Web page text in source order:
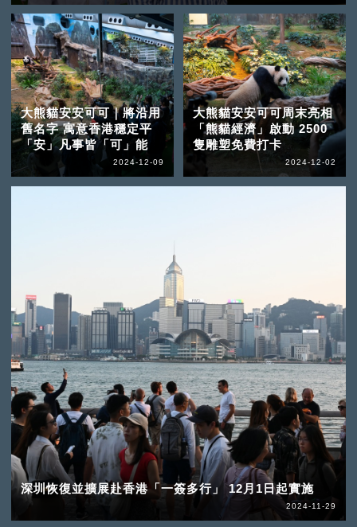
大熊貓安安可可｜將沿用
舊名字 寓意香港穩定平
「安」凡事皆「可」能
2024-12-09
大熊貓安安可可周末亮相
「熊貓經濟」啟動 2500
隻雕塑免費打卡
2024-12-02
深圳恢復並擴展赴香港「一簽多行」 12月1日起實施
2024-11-29